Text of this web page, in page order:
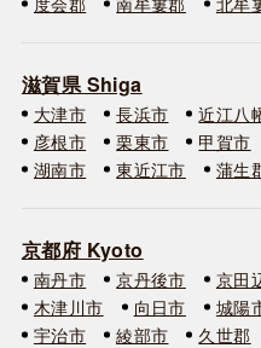
滋賀県 Shiga
大津市 長浜市 近江八
彦根市
栗東市 甲賀市
湖南市
東近江市 蒲生
京都府 Kyoto
南丹市 京丹後市 京田
木津川市
向日市 城陽
宇治市
綾部市 久世郡